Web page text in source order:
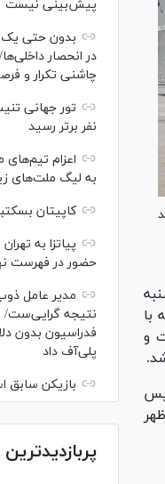
با
و
پیش‌بینی نیست
بدون حتی یک
در انحصار
چاشنی تکرار و
نفر برتر رسید
به لیگ ملت‌های زیر ۲۳
کاپیتان
حضور در فهرست
مدیر عامل
نتیجه
فدراسیون بدون
پلی‌آف داد
بازیکن سابق
پربازدیدترین